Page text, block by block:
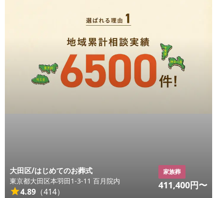
大田区/はじめてのお葬式
東京都大田区本羽田1-3-11 百月院内
4.89 （414）
家族葬
411,400円〜